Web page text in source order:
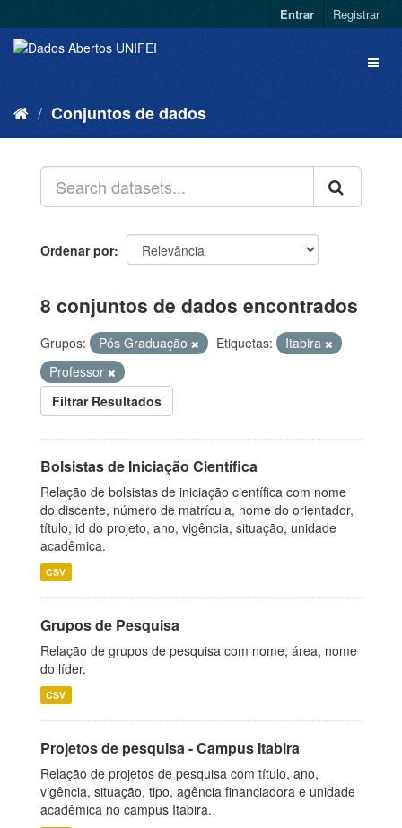
Entrar Registrar
Conjuntos de dados
Ordenar por
8 conjuntos de dados encontrados
Grupos: Pós Graduação Etiquetas:
Itabira
Professor
Filtrar Resultados
Bolsistas de Iniciação Científica
Relação de bolsistas de iniciação científica com nome
do discente, número de matrícula, nome do orientador,
título, id do projeto, ano, vigência, situação, unidade
acadêmica.
CSV
Grupos de Pesquisa
Relação de grupos de pesquisa com nome, área, nome
do líder.
CSV
Projetos de pesquisa - Campus Itabira
Relação de projetos de pesquisa com título, ano,
vigência, situação, tipo, agência financiadora e unidade
acadêmica no campus Itabira.